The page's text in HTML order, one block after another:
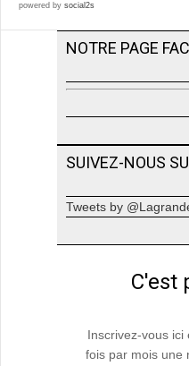
powered by social2s
NOTRE PAGE
SUIVEZ-NOUS
Tweets by
C'est
Inscrivez-vous
fois par mois une